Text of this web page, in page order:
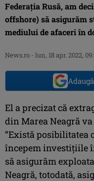
Federaţia Rusă, am
offshore) să asigurăm
mediului de afaceri în
News.ro - lun, 18 apr. 2022,
El a precizat că
din Marea Neagră
“Există posibilitatea
începem investiţiile
să asigurăm
Neagră, totodată,